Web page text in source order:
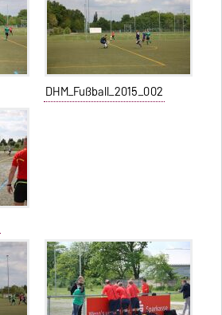
DHM_Fußball_2015_002